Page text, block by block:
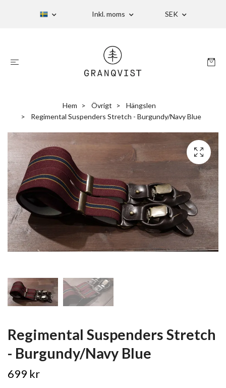
Inkl. moms SEK
Hem Övrigt
Hängslen
Regimental Suspenders Stretch - Burgundy/Navy Blue
Regimental Suspenders Stretch
- Burgundy/Navy Blue
699 kr